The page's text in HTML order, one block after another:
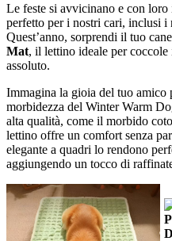
Le feste si avvicinano e con
perfetto per i nostri cari, inclusi i
Quest’anno, sorprendi il tuo
Mat, il lettino ideale per
assoluto.
Immagina la gioia del tuo amico
morbidezza del Winter Warm
alta qualità, come il morbido
lettino offre un comfort senza
elegante a quadri lo rendono
aggiungendo un tocco di